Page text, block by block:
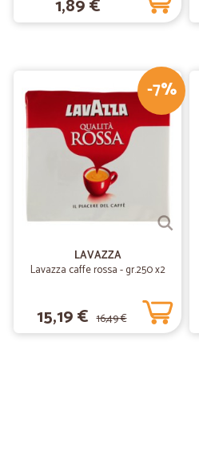
1,89 €
-7%
LAVAZZA
Lavazza caffe rossa - gr.250 x2
15,19 € 16,49 €